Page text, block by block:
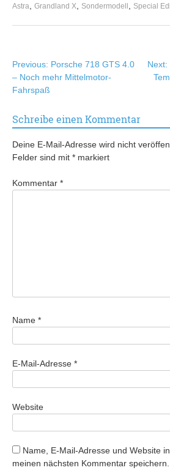
Astra, Grandland X, Sondermodell , Special
Beitragsnavigation
Previous: Porsche 718 GTS 4.0
– Noch mehr Mittelmotor-
Fahrspaß
Next:
Schreibe einen Kommentar
Deine E-Mail-Adresse wird nicht
Felder sind mit * markiert
Kommentar *
Name *
E-Mail-Adresse *
Website
Name, E-Mail-Adresse und Website
meinen nächsten Kommentar speichern.